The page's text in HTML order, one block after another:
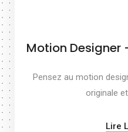
Motion Designer
Pensez au motion
originale
Lire